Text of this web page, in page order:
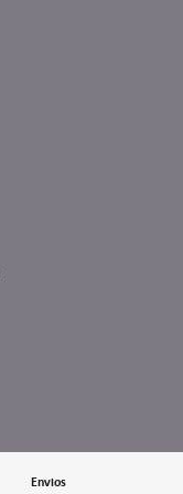
Envios